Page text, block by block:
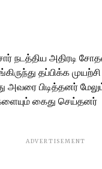
நடத்திய அதிரடி
தப்பிக்க
அவரை பிடித்தனர்
கைது செய்தனர்
ADVERTISEMENT